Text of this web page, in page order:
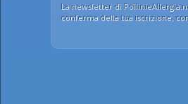
La newsletter di
conferma della tua iscrizione,